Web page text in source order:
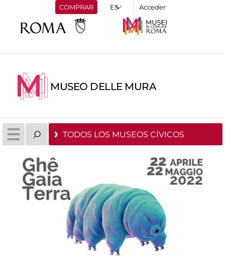
COMPRAR Acceder
MUSEO DELLE MURA
TODOS LOS MUSEOS CÍVICOS